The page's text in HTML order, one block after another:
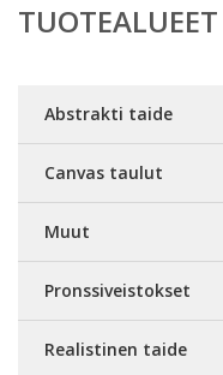
TUOTEALUEET
Abstrakti taide
Canvas taulut
Muut
Pronssiveistokset
Realistinen taide